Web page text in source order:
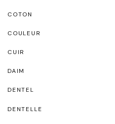
COTON
COULEUR
CUIR
DAIM
DENTEL
DENTELLE